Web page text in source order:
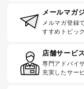
メールマガ
メルマガ登録
すすめトピッ
店舗サービス
専門アドバイ
充実したサー